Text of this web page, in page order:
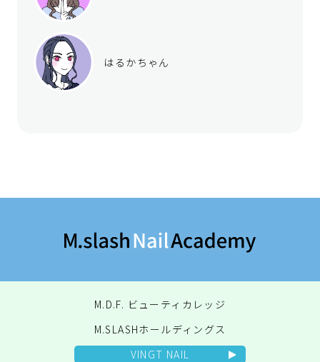
はるかちゃん
M.D.F. ビューティカレッジ
M.SLASHホールディングス
VINGT NAIL